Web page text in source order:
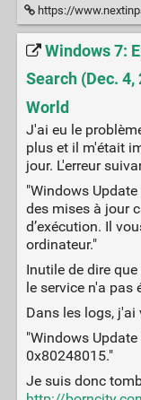
https://www.nextinpact.com/
Windows 7:
Search (Dec. 4,
World
J'ai eu le
plus et il m'était
jour. L'erreur
"Windows
des mises à jour
d’exécution. Il
ordinateur."
Inutile de dire
le service n'a pas
Dans les logs, j'ai
"Windows
0x80248015."
Je suis donc